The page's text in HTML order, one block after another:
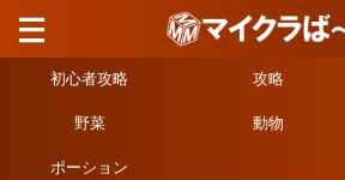
初心者攻略 攻略
野菜 動物
ポーション